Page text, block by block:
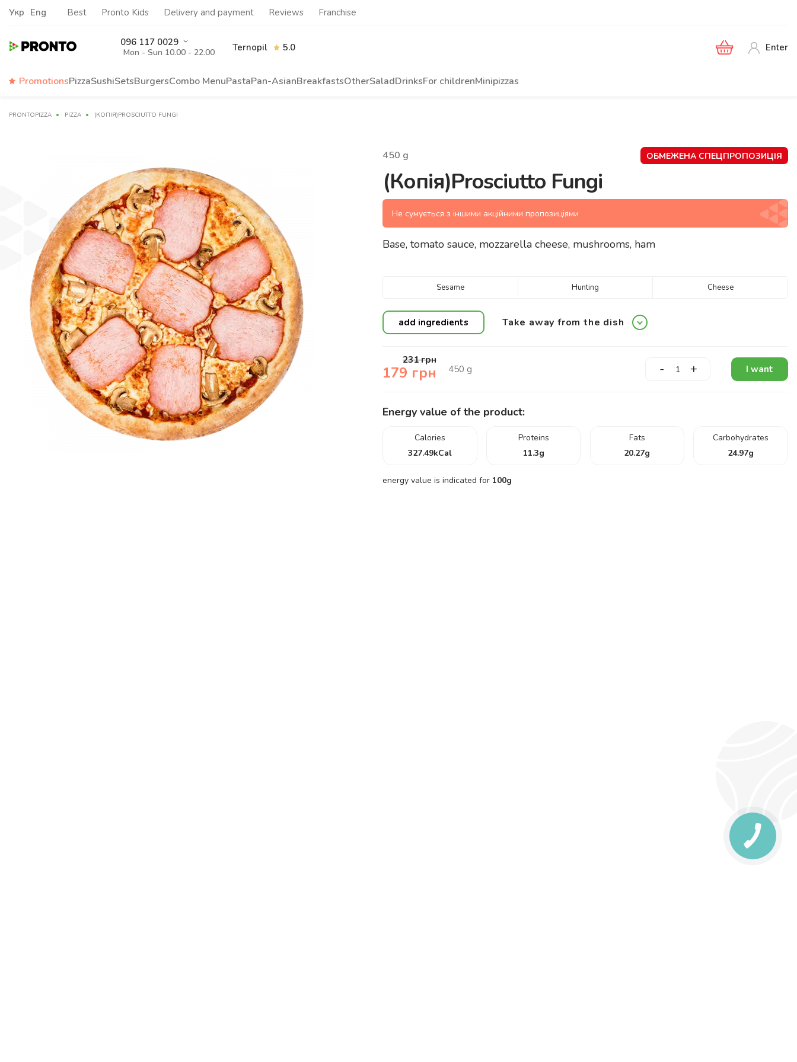
Укр Eng Best Pronto Kids Delivery and payment Reviews Franchise
096 117 0029
Mon - Sun 10.00 - 22.00 Ternopil 5.0 Enter
PromotionsPizzaSushiSetsBurgersСombo MenuPastaPan-AsianBreakfastsOtherSaladDrinksFor childrenMinipizzas
PRONTOPIZZA PIZZA (КОПІЯ)PROSCIUTTO FUNGI
450 g ОБМЕЖЕНА СПЕЦПРОПОЗИЦІЯ
(Копія)Prosciutto Fungi
Не сумується з іншими акційними пропозиціями
Base, tomato sauce, mozzarella cheese, mushrooms, ham
Sesame Hunting Cheese
add ingredients Take away from the dish
231грн
179 грн 450 g - + I want
Energy value of the product:
Calories
327.49kCal
Proteins
11.3g
Fats
20.27g
Carbohydrates
24.97g
energy value is indicated for 100g
КНОПКА
ЗВ'ЯЗКУ